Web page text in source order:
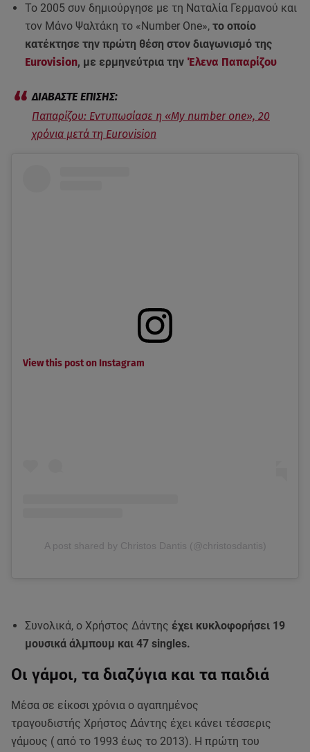
Το 2005 συν δημιούργησε με τη Ναταλία Γερμανού και
τον Μάνο Ψαλτάκη το «Number One», το οποίο
κατέκτησε την πρώτη θέση στον διαγωνισμό της
Eurovision, με ερμηνεύτρια την Έλενα Παπαρίζου
Παπαρίζου: Εντυπωσίασε η «Μy number one», 20
χρόνια μετά τη Eurovision
View this post on Instagram
A post shared by Christos Dantis (@christosdantis)
Συνολικά, ο Χρήστος Δάντης έχει κυκλοφορήσει 19
μουσικά άλμπουμ και 47 singles.
Οι γάμοι, τα διαζύγια και τα παιδιά
Μέσα σε είκοσι χρόνια ο αγαπημένος
τραγουδιστής Χρήστος Δάντης έχει κάνει τέσσερις
γάμους ( από το 1993 έως το 2013). Η πρώτη του